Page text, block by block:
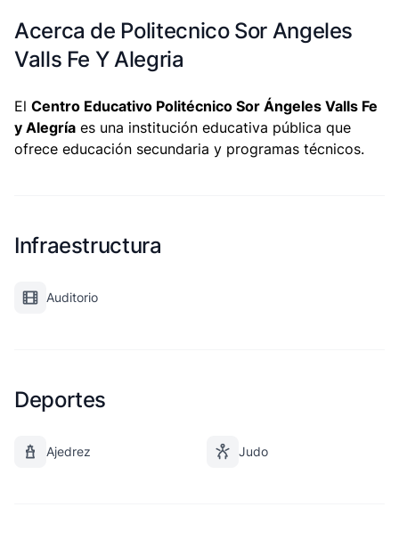
Acerca de Politecnico Sor Angeles
Valls Fe Y Alegria
El Centro Educativo Politécnico Sor Ángeles Valls Fe
y Alegría es una institución educativa pública que
ofrece educación secundaria y programas técnicos.
Infraestructura
Auditorio
Deportes
Ajedrez Judo